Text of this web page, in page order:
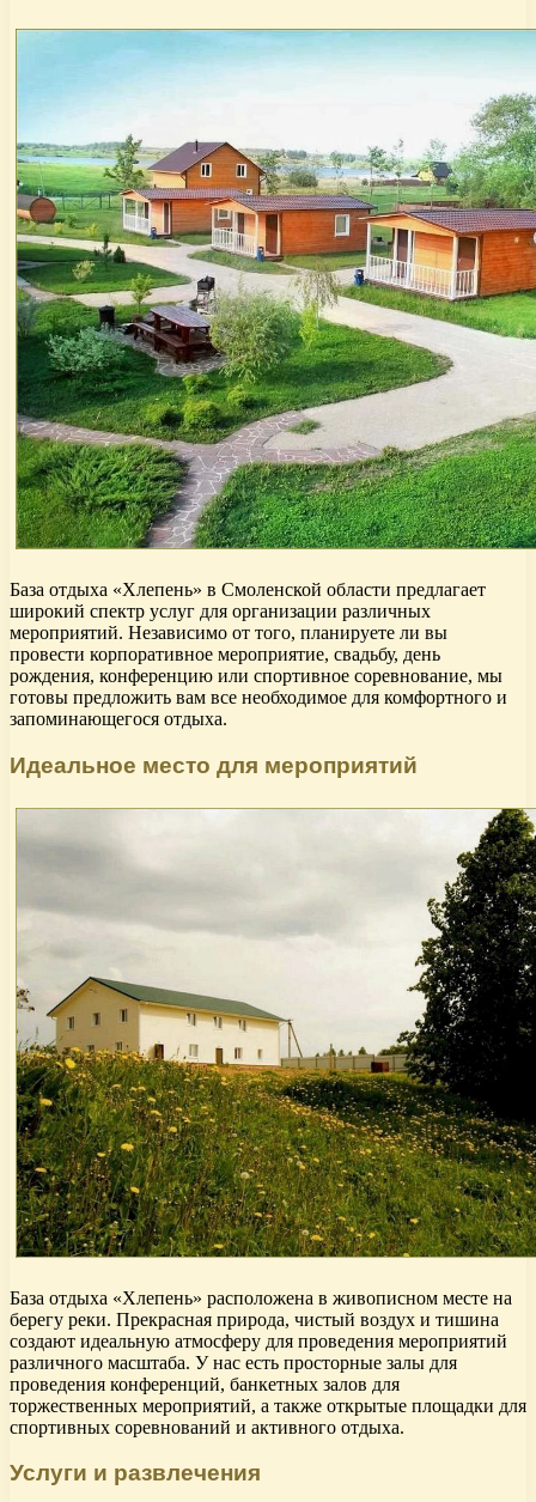
База отдыха «Хлепень» в Смоленской области предлагает
широкий спектр услуг для организации различных
мероприятий. Независимо от того, планируете ли вы
провести корпоративное мероприятие, свадьбу, день
рождения, конференцию или спортивное соревнование, мы
готовы предложить вам все необходимое для комфортного и
запоминающегося отдыха.
Идеальное место для мероприятий
База отдыха «Хлепень» расположена в живописном месте на
берегу реки. Прекрасная природа, чистый воздух и тишина
создают идеальную атмосферу для проведения мероприятий
различного масштаба. У нас есть просторные залы для
проведения конференций, банкетных залов для
торжественных мероприятий, а также открытые площадки для
спортивных соревнований и активного отдыха.
Услуги и развлечения